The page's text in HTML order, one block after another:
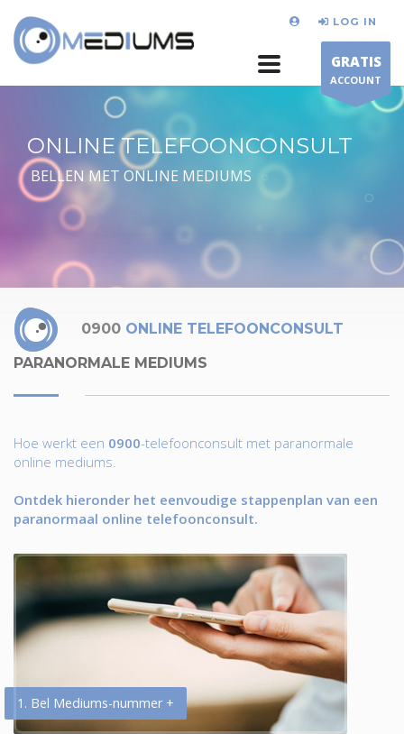
LOG IN
GRATIS
ACCOUNT
ONLINE TELEFOONCONSULT
BELLEN MET ONLINE MEDIUMS
0900 ONLINE TELEFOONCONSULT
PARANORMALE MEDIUMS
Hoe werkt een 0900-telefoonconsult met paranormale
online mediums.
Ontdek hieronder het eenvoudige stappenplan van een
paranormaal online telefoonconsult.
1. Bel Mediums-nummer +